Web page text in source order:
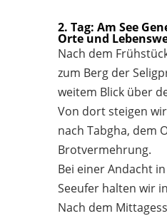
2. Tag: Am See
Orte und
Nach dem
zum Berg der
weitem Blick über
Von dort steigen
nach Tabgha, dem
Brotvermehrung.
Bei einer Andacht
Seeufer halten wir
Nach dem